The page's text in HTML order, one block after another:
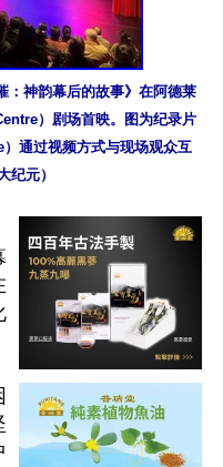
：神韵幕后的故事》在阿德莱
）剧场首映。图为纪录片
通过视频方式与现场观众互
纪元）